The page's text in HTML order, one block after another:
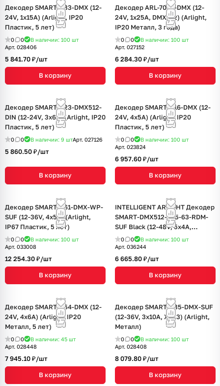
Декодер SMART-K33-DMX (12-
24V, 1x15A) (Arlight, IP20
Пластик, 5 лет)
0 0 В наличии: 100 шт
Арт. 028406
5 841.70 ₽/шт
В корзину
Декодер ARL-7022-DMX (12-
24V, 1x25A, DMX512) (Arlight,
IP20 Металл, 3 года)
0 0 В наличии: 100 шт
Арт. 027152
6 284.30 ₽/шт
В корзину
Декодер SMART-K23-DMX512-
DIN (12-24V, 3x6A) (Arlight, IP20
Пластик, 5 лет)
0 0 В наличии: 9 штАрт. 027126
5 860.50 ₽/шт
В корзину
Декодер SMART-K16-DMX (12-
24V, 4x5A) (Arlight, IP20
Пластик, 5 лет)
0 0 В наличии: 100 шт
Арт. 023824
6 957.60 ₽/шт
В корзину
Декодер SMART-K61-DMX-WP-
SUF (12-36V, 4x5A) (Arlight,
IP67 Пластик, 5 лет)
0 0 В наличии: 100 шт
Арт. 033008
12 254.30 ₽/шт
В корзину
INTELLIGENT ARLIGHT Декодер
SMART-DMX512-305-63-RDM-
SUF Black (12-48V, 5x4A,
Terminal) (IARL, IP20 Металл, 5
лет)
0 0 В наличии: 100 шт
Арт. 036244
6 665.80 ₽/шт
В корзину
Декодер SMART-K54-DMX (12-
24V, 4x6A) (Arlight, IP20
Металл, 5 лет)
0 0 В наличии: 45 шт
Арт. 028448
7 945.10 ₽/шт
В корзину
Декодер SMART-K35-DMX-SUF
(12-36V, 3x10A, XLR3) (Arlight,
Металл)
0 0 В наличии: 100 шт
Арт. 028408
8 079.80 ₽/шт
В корзину